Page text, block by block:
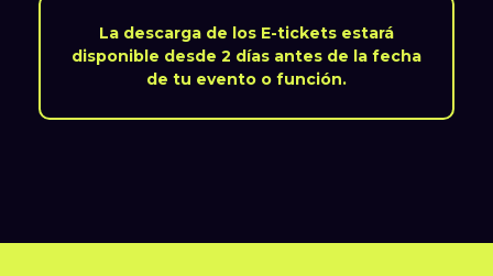
La descarga de los E-tickets estará
disponible desde 2 días antes de la fecha
de tu evento o función.